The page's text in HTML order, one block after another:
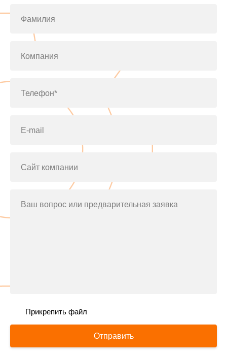
Фамилия
Компания
Телефон*
E-mail
Сайт компании
Ваш вопрос или предварительная заявка
Прикрепить файл
Отправить